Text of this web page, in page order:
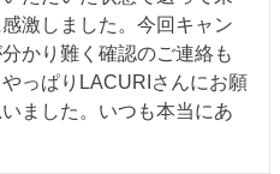
激しました。今回キャン
かり難く確認のご連絡も
っぱりLACURIさんにお願
ました。いつも本当にあ